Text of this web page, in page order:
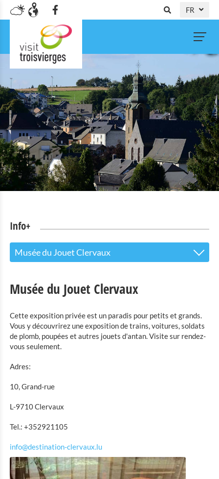
FR
NL
EN
Info+
Musée du Jouet Clervaux
Attractions touristiques
Parc Naturel de l'Our
Culture & musées
Exposition de maquettes de châteaux luxembourgeois
Musée du Jouet Clervaux
Musée de la bataille des Ardennes Clervaux
Rackésmillen - héritage industriel
Cornelyshaff - l'art du brassage
Musée du Jouet Clervaux
Cette exposition privée est un paradis pour petits et grands.
Vous y découvrirez une exposition de trains, voitures, soldats
de plomb, poupées et autres jouets d'antan. Visite sur rendez-
vous seulement.
Adres:
10, Grand-rue
L-9710 Clervaux
Tel.: +352921105
info@destination-clervaux.lu